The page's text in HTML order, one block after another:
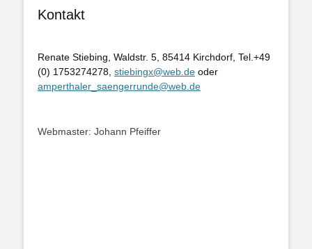
Kontakt
Renate Stiebing, Waldstr. 5, 85414 Kirchdorf, Tel.+49
(0) 1753274278, stiebingx@web.de oder
amperthaler_saengerrunde@web.de
Webmaster: Johann Pfeiffer